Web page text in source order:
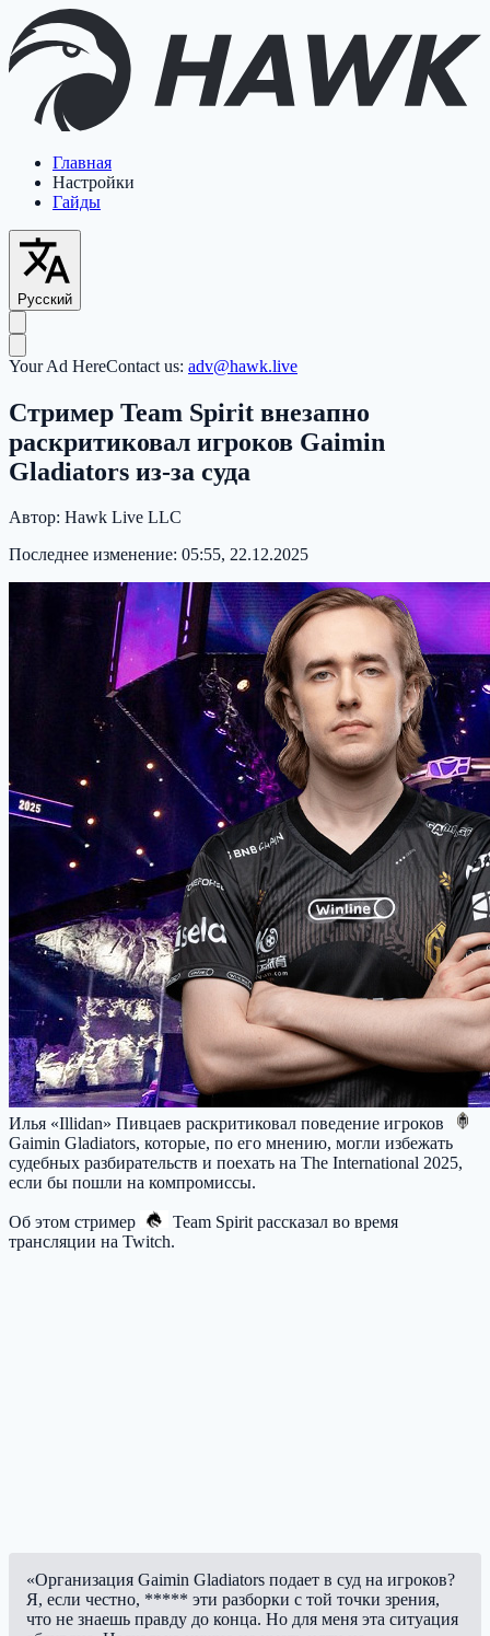
Главная
Настройки
Гайды
Русский
Your Ad HereContact us: adv@hawk.live
Стример Team Spirit внезапно
раскритиковал игроков Gaimin
Gladiators из-за суда
Автор: Hawk Live LLC
Последнее изменение: 05:55, 22.12.2025
Илья «Illidan» Пивцаев раскритиковал поведение игроков
Gaimin Gladiators, которые, по его мнению, могли избежать
судебных разбирательств и поехать на The International 2025,
если бы пошли на компромиссы.
Об этом стример Team Spiritрассказал во время
трансляции на Twitch.
«Организация Gaimin Gladiators подает в суд на игроков?
Я, если честно, ***** эти разборки с той точки зрения,
что не знаешь правду до конца. Но для меня эта ситуация